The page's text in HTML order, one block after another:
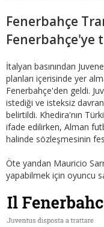
Fenerbahçe
Fenerbahçe'ye
İtalyan basınından
planları içerisinde yer
Fenerbahçe'den geldi.
istediği ve isteksiz
belirtildi. Khedira'nın
ifade edilirken, Alman
halinde sözleşmesinin
Öte yandan Mauricio
yapabilmek için oyuncu